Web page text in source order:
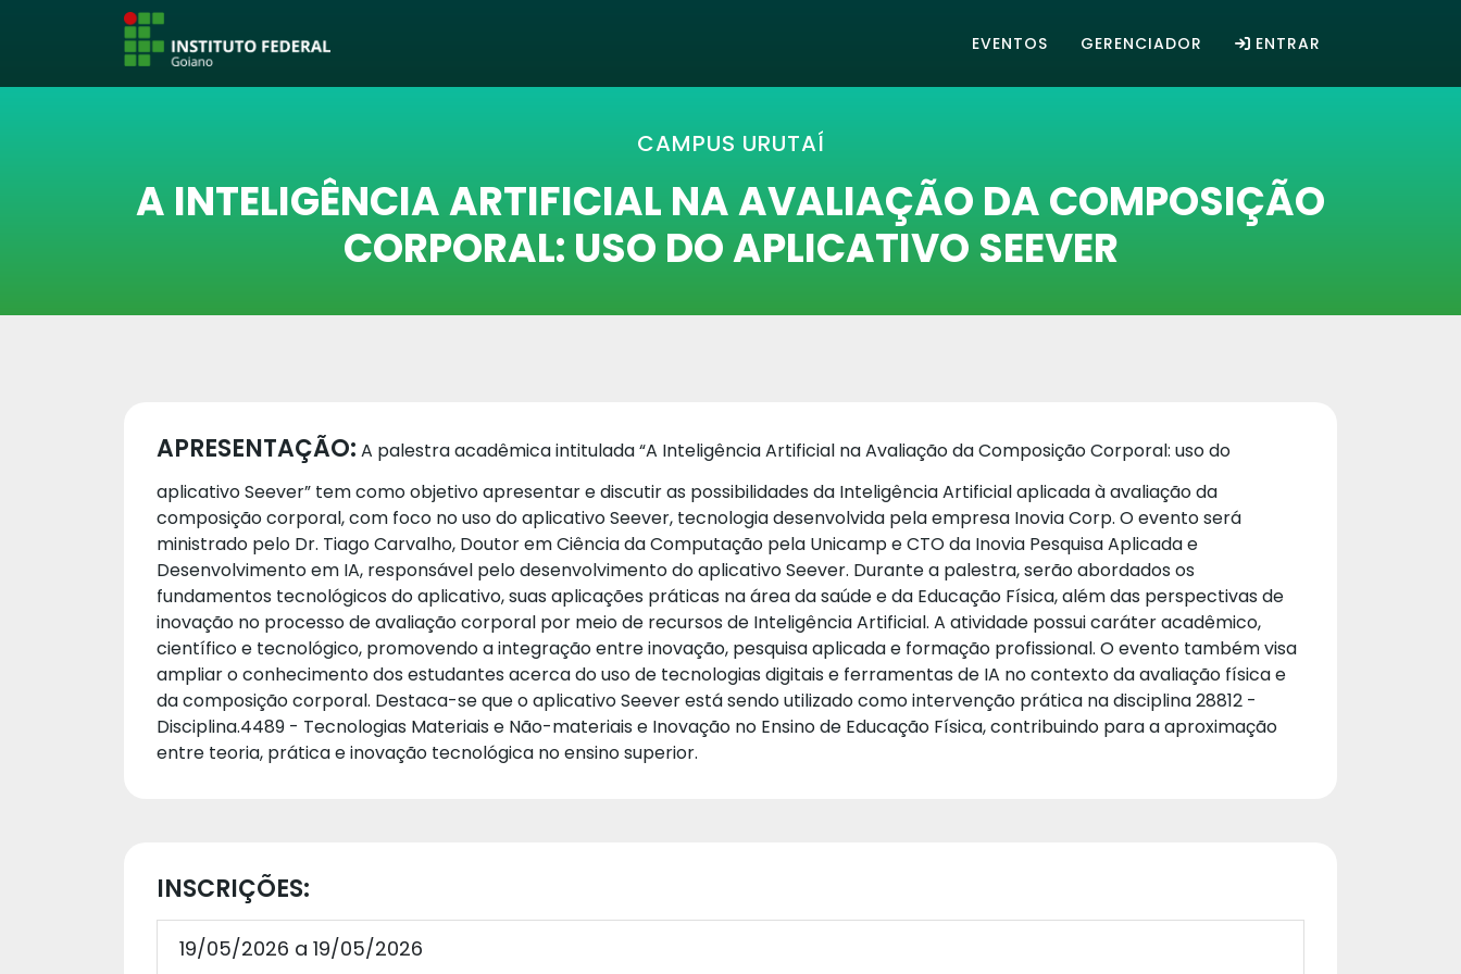
EVENTOS GERENCIADOR ENTRAR
CAMPUS URUTAÍ
A INTELIGÊNCIA ARTIFICIAL NA AVALIAÇÃO DA COMPOSIÇÃO
CORPORAL: USO DO APLICATIVO SEEVER
APRESENTAÇÃO: A palestra acadêmica intitulada “A Inteligência Artificial na Avaliação da Composição Corporal: uso do
aplicativo Seever” tem como objetivo apresentar e discutir as possibilidades da Inteligência Artificial aplicada à avaliação da
composição corporal, com foco no uso do aplicativo Seever, tecnologia desenvolvida pela empresa Inovia Corp. O evento será
ministrado pelo Dr. Tiago Carvalho, Doutor em Ciência da Computação pela Unicamp e CTO da Inovia Pesquisa Aplicada e
Desenvolvimento em IA, responsável pelo desenvolvimento do aplicativo Seever. Durante a palestra, serão abordados os
fundamentos tecnológicos do aplicativo, suas aplicações práticas na área da saúde e da Educação Física, além das perspectivas de
inovação no processo de avaliação corporal por meio de recursos de Inteligência Artificial. A atividade possui caráter acadêmico,
científico e tecnológico, promovendo a integração entre inovação, pesquisa aplicada e formação profissional. O evento também visa
ampliar o conhecimento dos estudantes acerca do uso de tecnologias digitais e ferramentas de IA no contexto da avaliação física e
da composição corporal. Destaca-se que o aplicativo Seever está sendo utilizado como intervenção prática na disciplina 28812 -
Disciplina.4489 - Tecnologias Materiais e Não-materiais e Inovação no Ensino de Educação Física, contribuindo para a aproximação
entre teoria, prática e inovação tecnológica no ensino superior.
INSCRIÇÕES:
19/05/2026 a 19/05/2026